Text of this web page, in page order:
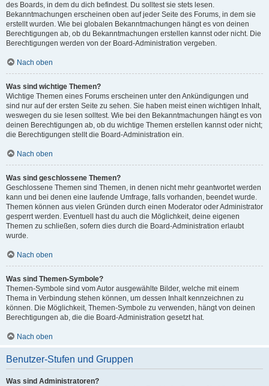
des Boards, in dem du dich befindest. Du solltest sie stets lesen.
Bekanntmachungen erscheinen oben auf jeder Seite des Forums, in dem sie
erstellt wurden. Wie bei globalen Bekanntmachungen hängt es von deinen
Berechtigungen ab, ob du Bekanntmachungen erstellen kannst oder nicht. Die
Berechtigungen werden von der Board-Administration vergeben.
Nach oben
Was sind wichtige Themen?
Wichtige Themen eines Forums erscheinen unter den Ankündigungen und
sind nur auf der ersten Seite zu sehen. Sie haben meist einen wichtigen Inhalt,
weswegen du sie lesen solltest. Wie bei den Bekanntmachungen hängt es von
deinen Berechtigungen ab, ob du wichtige Themen erstellen kannst oder nicht;
die Berechtigungen stellt die Board-Administration ein.
Nach oben
Was sind geschlossene Themen?
Geschlossene Themen sind Themen, in denen nicht mehr geantwortet werden
kann und bei denen eine laufende Umfrage, falls vorhanden, beendet wurde.
Themen können aus vielen Gründen durch einen Moderator oder Administrator
gesperrt werden. Eventuell hast du auch die Möglichkeit, deine eigenen
Themen zu schließen, sofern dies durch die Board-Administration erlaubt
wurde.
Nach oben
Was sind Themen-Symbole?
Themen-Symbole sind vom Autor ausgewählte Bilder, welche mit einem
Thema in Verbindung stehen können, um dessen Inhalt kennzeichnen zu
können. Die Möglichkeit, Themen-Symbole zu verwenden, hängt von deinen
Berechtigungen ab, die die Board-Administration gesetzt hat.
Nach oben
Benutzer-Stufen und Gruppen
Was sind Administratoren?